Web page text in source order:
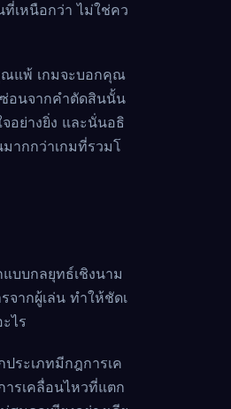
เหนือกว่า ไม่ใช่คว
ณแพ้ เกมจะบอกคุณ
อนจากคำตัดสินนั้น
อย่างยิ่ง และนั่นอธิ
ากกว่าเกมที่รวมโ
บบกลยุทธ์เชิงนาม
จากผู้เล่น ทำให้ชัดเ
ไร
ระเภทมีกฎการเค
ารเคลื่อนไหวที่แตก